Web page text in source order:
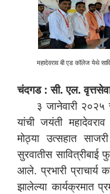
महादेवराव बी एड कॉलेज येथे
चंदगड : सी. एल.
३ जानेवारी २०२५
यांची जयंती
मोठ्या उत्सहात
सुरवातीस
आले. प्रभारी प्राचार्य
झालेल्या कार्यक्रमात